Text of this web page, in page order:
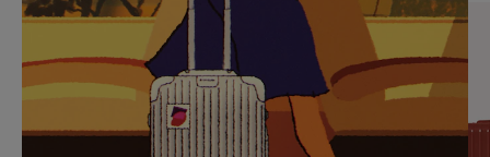
SUR
POUR
METTRE
VEUILLEZ
CLIQUER
POUR
RÉACTIVER